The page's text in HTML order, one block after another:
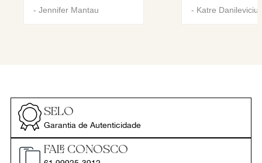
- Jennifer Mantau - Katre Danilevicius
SELO
Garantia de Autenticidade
FALE CONOSCO